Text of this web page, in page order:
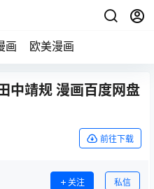
画 欧美漫画
中靖规 漫画百度网盘
前往下载
关注 私信